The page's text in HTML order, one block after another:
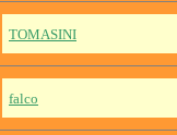
TOMASINI
falco